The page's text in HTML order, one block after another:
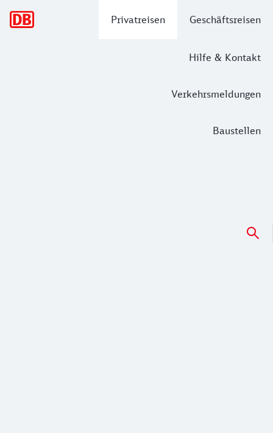
Privatreisen Geschäftsreisen
Hilfe & Kontakt
Verkehrsmeldungen
Baustellen